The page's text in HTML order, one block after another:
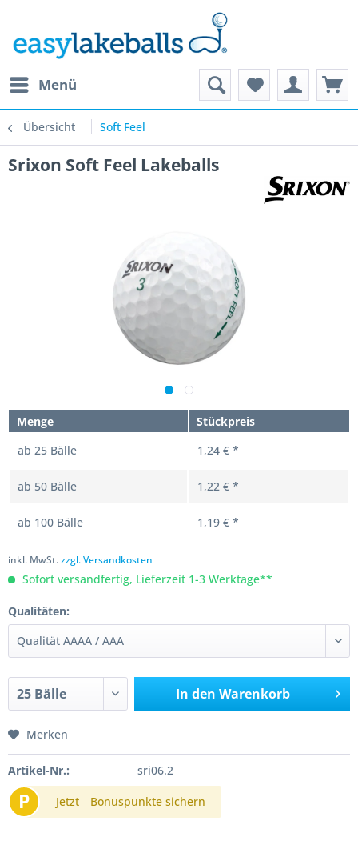
Menü
Übersicht Soft Feel
Srixon Soft Feel Lakeballs
Menge
Stückpreis
ab 25 Bälle 1,24 € *
ab 50 Bälle 1,22 € *
ab 100 Bälle 1,19 € *
inkl. MwSt.zzgl. Versandkosten
Sofort versandfertig, Lieferzeit 1-3 Werktage**
Qualitäten:
In den Warenkorb
Merken
Artikel-Nr.: sri06.2
P Jetzt Bonuspunkte sichern